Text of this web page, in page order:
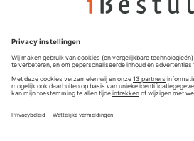
Privacyinstellingen